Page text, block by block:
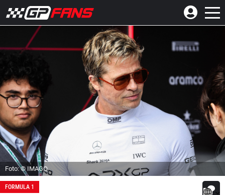
Foto: © IMAGO
FORMULA 1